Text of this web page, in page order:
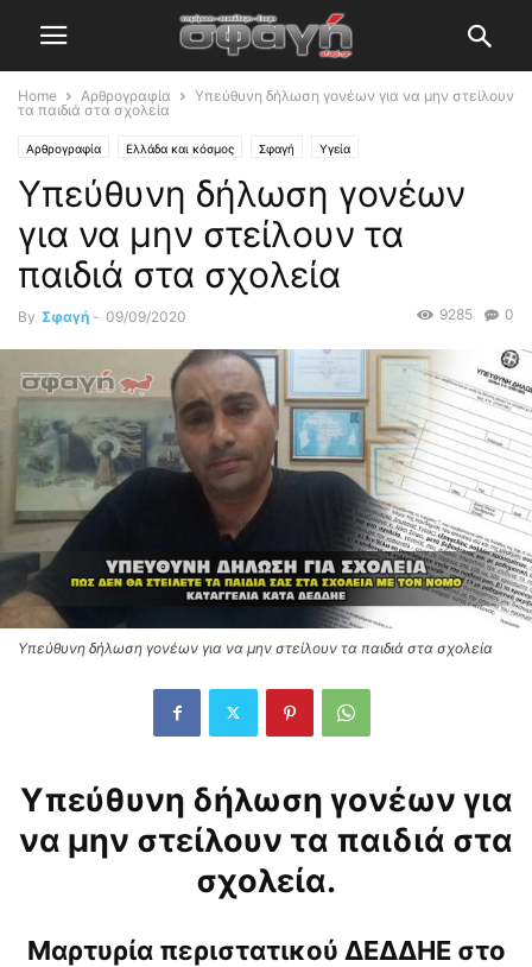
Home Αρθρογραφία
Υπεύθυνη δήλωση γονέων για να μην στείλουν
τα παιδιά στα σχολεία
Αρθρογραφία Ελλάδα και κόσμος Σφαγή Υγεία
Υπεύθυνη δήλωση γονέων
για να μην στείλουν τα
παιδιά στα σχολεία
By Σφαγή - 09/09/2020 0
9285
Υπεύθυνη δήλωση γονέων για να μην στείλουν τα παιδιά στα σχολεία
Υπεύθυνη δήλωση γονέων για
να μην στείλουν τα παιδιά στα
σχολεία.
Μαρτυρία περιστατικού ΔΕΔΔΗΕ στο